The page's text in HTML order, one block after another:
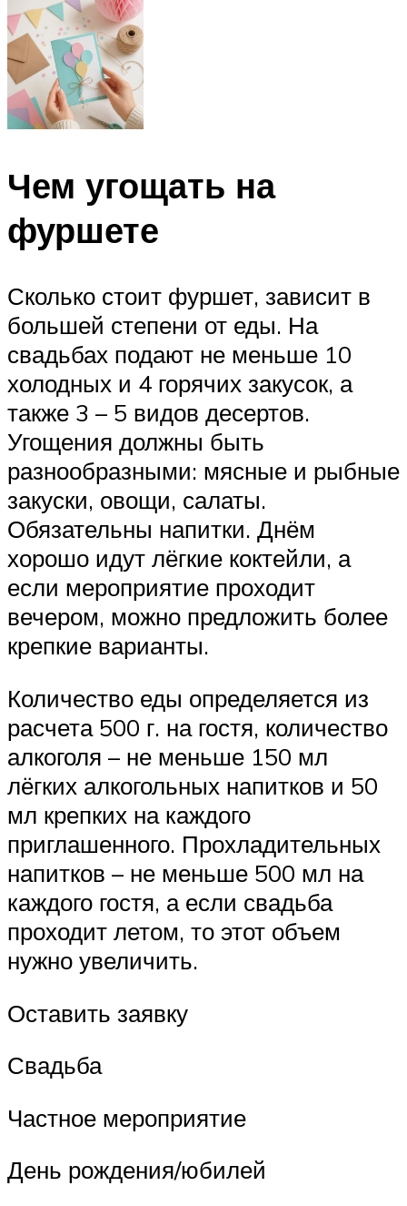
Чем угощать на
фуршете
Сколько стоит фуршет, зависит в
большей степени от еды. На
свадьбах подают не меньше 10
холодных и 4 горячих закусок, а
также 3 – 5 видов десертов.
Угощения должны быть
разнообразными: мясные и рыбные
закуски, овощи, салаты.
Обязательны напитки. Днём
хорошо идут лёгкие коктейли, а
если мероприятие проходит
вечером, можно предложить более
крепкие варианты.
Количество еды определяется из
расчета 500 г. на гостя, количество
алкоголя – не меньше 150 мл
лёгких алкогольных напитков и 50
мл крепких на каждого
приглашенного. Прохладительных
напитков – не меньше 500 мл на
каждого гостя, а если свадьба
проходит летом, то этот объем
нужно увеличить.
Оставить заявку
Свадьба
Частное мероприятие
День рождения/юбилей